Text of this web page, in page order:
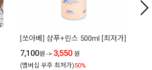
[쏘아베] 샴푸+린스 500ml [최저가]
7,100원-> 3,550 원
(멤버십 우주 최저가)50%